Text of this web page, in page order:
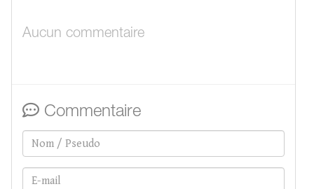
Aucun commentaire
Commentaire